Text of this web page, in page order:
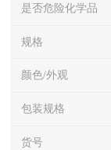
是否危险化学品
规格
颜色/外观
包装规格
货号